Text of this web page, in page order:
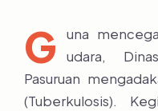
G
una
udara,
Pasuruan
(Tuberkulosis).